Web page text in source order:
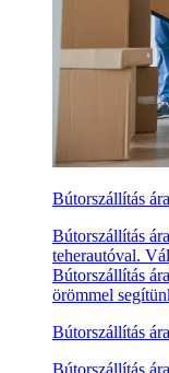
Bútorszállítás
Bútorszállítás
teherautóval.
Bútorszállítás
örömmel
Bútorszállítás